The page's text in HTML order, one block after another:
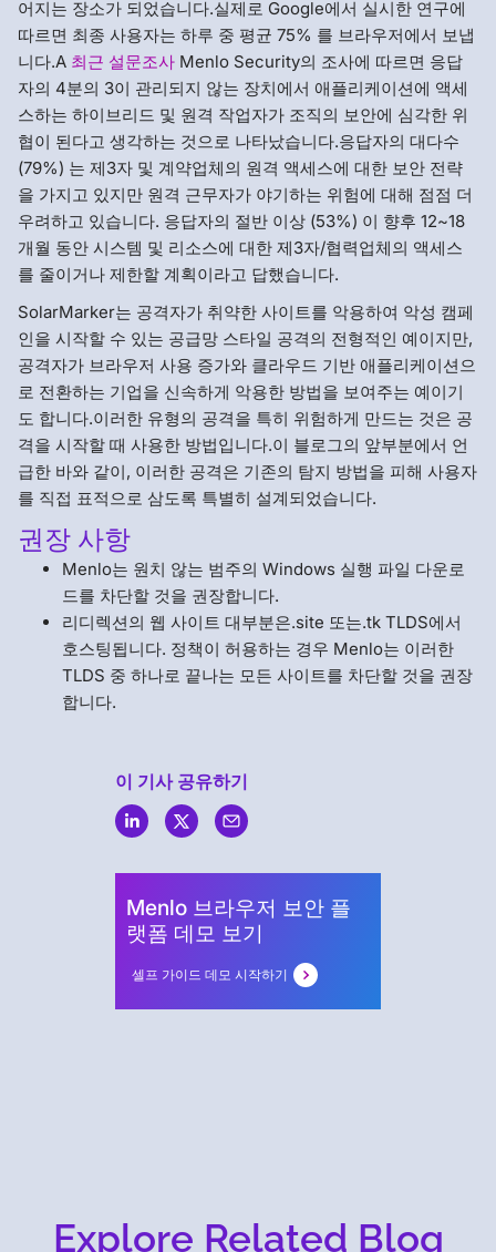
어지는 장소가 되었습니다.실제로 Google에서 실시한 연구에
따르면 최종 사용자는 하루 중 평균 75% 를 브라우저에서 보냅
니다.A 최근 설문조사 Menlo Security의 조사에 따르면 응답
자의 4분의 3이 관리되지 않는 장치에서 애플리케이션에 액세
스하는 하이브리드 및 원격 작업자가 조직의 보안에 심각한 위
협이 된다고 생각하는 것으로 나타났습니다.응답자의 대다수
(79%) 는 제3자 및 계약업체의 원격 액세스에 대한 보안 전략
을 가지고 있지만 원격 근무자가 야기하는 위험에 대해 점점 더
우려하고 있습니다. 응답자의 절반 이상 (53%) 이 향후 12~18
개월 동안 시스템 및 리소스에 대한 제3자/협력업체의 액세스
를 줄이거나 제한할 계획이라고 답했습니다.
SolarMarker는 공격자가 취약한 사이트를 악용하여 악성 캠페
인을 시작할 수 있는 공급망 스타일 공격의 전형적인 예이지만,
공격자가 브라우저 사용 증가와 클라우드 기반 애플리케이션으
로 전환하는 기업을 신속하게 악용한 방법을 보여주는 예이기
도 합니다.이러한 유형의 공격을 특히 위험하게 만드는 것은 공
격을 시작할 때 사용한 방법입니다.이 블로그의 앞부분에서 언
급한 바와 같이, 이러한 공격은 기존의 탐지 방법을 피해 사용자
를 직접 표적으로 삼도록 특별히 설계되었습니다.
권장 사항
Menlo는 원치 않는 범주의 Windows 실행 파일 다운로
드를 차단할 것을 권장합니다.
리디렉션의 웹 사이트 대부분은.site 또는.tk TLDS에서
호스팅됩니다. 정책이 허용하는 경우 Menlo는 이러한
TLDS 중 하나로 끝나는 모든 사이트를 차단할 것을 권장
합니다.
이 기사 공유하기
Menlo 브라우저 보안 플
랫폼 데모 보기
셀프 가이드 데모 시작하기
Explore Related Blog